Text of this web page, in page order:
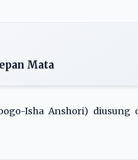
Mata
Isha Anshori) diusung